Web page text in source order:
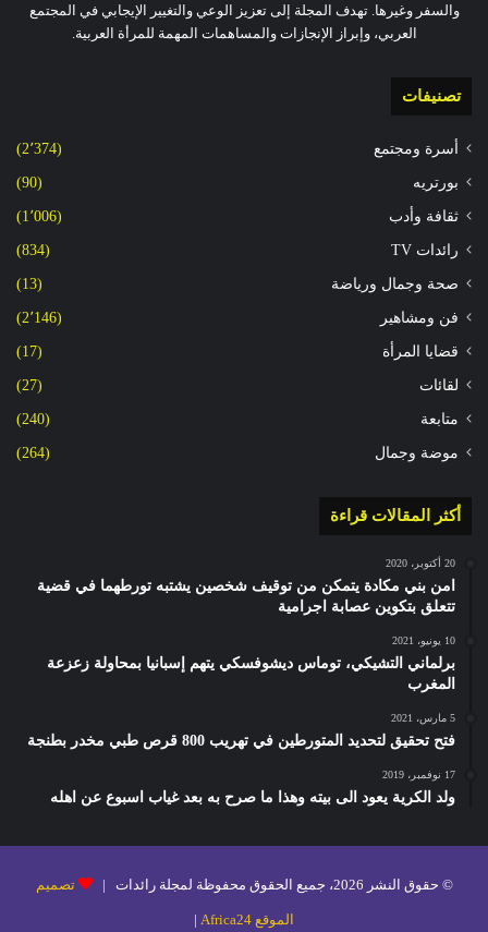
والسفر وغيرها. تهدف المجلة إلى تعزيز الوعي والتغيير الإيجابي في المجتمع
العربي، وإبراز الإنجازات والمساهمات المهمة للمرأة العربية.
تصنيفات
أسرة ومجتمع (2٬374)
بورتريه (90)
ثقافة وأدب (1٬006)
رائدات TV (834)
صحة وجمال ورياضة (13)
فن ومشاهير (2٬146)
قضايا المرأة (17)
لقائات (27)
متابعة (240)
موضة وجمال (264)
أكثر المقالات قراءة
20 أكتوبر، 2020
امن بني مكادة يتمكن من توقيف شخصين يشتبه تورطهما في قضية
تتعلق بتكوين عصابة اجرامية
10 يونيو، 2021
برلماني التشيكي، توماس ديشوفسكي يتهم إسبانيا بمحاولة زعزعة
المغرب
5 مارس، 2021
فتح تحقيق لتحديد المتورطين في تهريب 800 قرص طبي مخدر بطنجة
17 نوفمبر، 2019
ولد الكرية يعود الى بيته وهذا ما صرح به بعد غياب اسبوع عن اهله
© حقوق النشر 2026، جميع الحقوق محفوظة لمجلة رائدات | تصميم
الموقع Africa24 |